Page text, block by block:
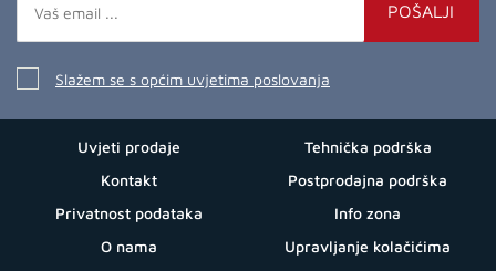
POŠALJI
Slažem se s općim uvjetima poslovanja
Uvjeti prodaje
Kontakt
Privatnost podataka
O nama
Tehnička podrška
Postprodajna podrška
Info zona
Upravljanje kolačićima